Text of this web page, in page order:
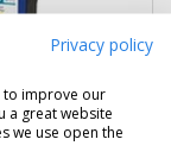
Privacy policy
to improve our
a great website
we use open the